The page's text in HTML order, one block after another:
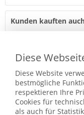
Kunden kauften
Ab
Service Hotline
Diese
Diese Website
bestmögliche
respektieren Ihre
Cookies für
als auch für